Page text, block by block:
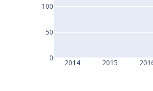
2014 2015
0
50
100